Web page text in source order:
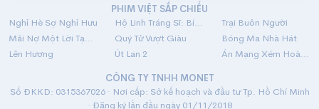
PHIM VIỆT SẮP CHIẾU
Nghỉ Hè Sợ Nghỉ Hưu
Hộ Linh Tráng Sĩ: Bí Ẩn Mộ Vua Đinh
Trại Buôn Người
Mãi Nợ Một Lời Tạm Biệt
Quý Tử Vượt Giàu
Bóng Ma Nhà Hát
Lên Hương
Út Lan 2
Án Mạng Xém Hoàn Hảo
CÔNG TY TNHH MONET
Số ĐKKD: 0315367026 · Nơi cấp: Sở kế hoạch và đầu tư Tp. Hồ Chí Minh
· Đăng ký lần đầu ngày 01/11/2018